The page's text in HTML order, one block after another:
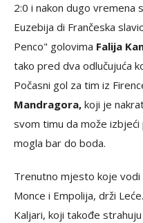
2:0 i nakon dugo vremena
Euzebija di Frančeska
Penco" golovima Falija
tako pred dva odlučujuća
Počasni gol za tim iz
Mandragora, koji je
svom timu da može
mogla bar do boda.
Trenutno mjesto koje vodi
Monce i Empolija, drži
Kaljari, koji takođe